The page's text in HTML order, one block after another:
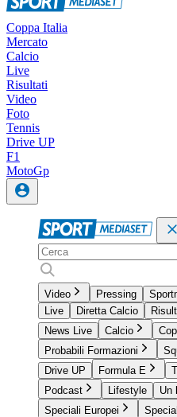
Coppa Italia
Mercato
Calcio
Live
Risultati
Video
Foto
Tennis
Drive UP
F1
MotoGp
Video Pressing
Live
Diretta Calcio
News Live
Calcio
Probabili Formazioni
Drive UP
Formula E
Podcast
Lifestyle
Un
Speciali Europei